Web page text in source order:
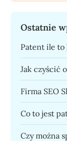
Ostatnie
Patent ile to
Jak czyścić
Firma SEO
Co to jest
Czy można